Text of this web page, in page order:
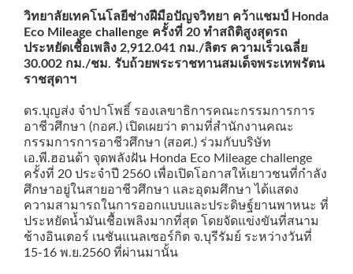
วิทยาลัยเทคโนโลยีช่างฝีมือปัญจวิทยา คว้าแชมป์ Honda
Eco Mileage challenge ครั้งที่ 20 ทำสถิติสูงสุดรถ
ประหยัดเชื้อเพลิง 2,912.041 กม./ลิตร ความเร็วเฉลี่ย
30.002 กม./ชม. รับถ้วยพระราชทานสมเด็จพระเทพรัตน
ราชสุดาฯ
ดร.บุญส่ง จำปาโพธิ์ รองเลขาธิการคณะกรรมการการ
อาชีวศึกษา (กอศ.) เปิดเผยว่า ตามที่สำนักงานคณะ
กรรมการการอาชีวศึกษา (สอศ.) ร่วมกับบริษัท
เอ.พี.ฮอนด้า จุดพลังฝัน Honda Eco Mileage challenge
ครั้งที่ 20 ประจำปี 2560 เพื่อเปิดโอกาสให้เยาวชนที่กำลัง
ศึกษาอยู่ในสายอาชีวศึกษา และอุดมศึกษา ได้แสดง
ความสามารถในการออกแบบและประดิษฐ์ยานพาหนะ ที่
ประหยัดน้ำมันเชื้อเพลิงมากที่สุด โดยจัดแข่งขันที่สนาม
ช้างอินเตอร์ เนชันแนลเซอร์กิต จ.บุรีรัมย์ ระหว่างวันที่
15-16 พ.ย.2560 ที่ผ่านมานั้น